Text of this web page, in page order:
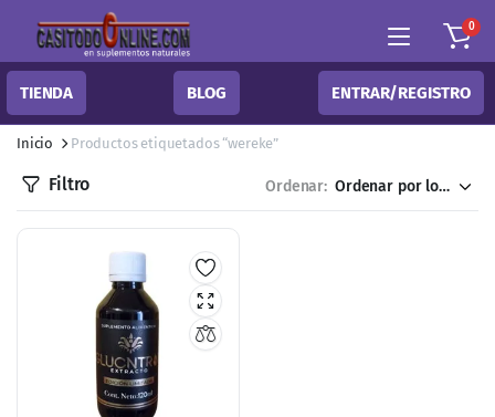
0
TIENDA BLOG ENTRAR/REGISTRO
Inicio Productos etiquetados “wereke”
Filtro Ordenar: